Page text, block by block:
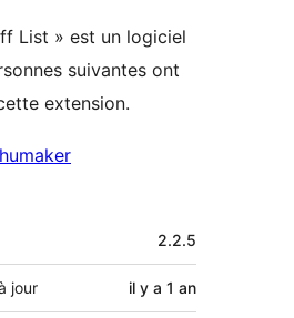
List » est un logiciel
suivantes ont
extension.
2.2.5
jour il y a 1 an